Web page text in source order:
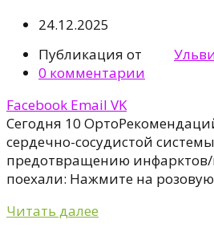
24.12.2025
Публикация от
0 комментарии
Facebook Email VK
Сегодня 10
сердечно-сосудистой
предотвращению инфарктов/
поехали: Нажмите на розовую
Читать далее